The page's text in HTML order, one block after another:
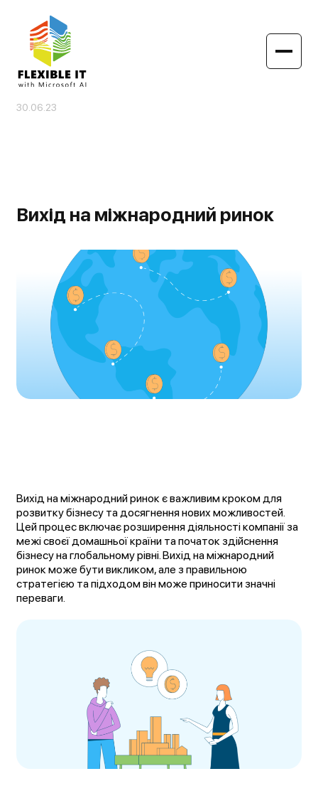
30.06.23
Вихід на міжнародний ринок
Вихід на міжнародний ринок є важливим кроком для
розвитку бізнесу та досягнення нових можливостей.
Цей процес включає розширення діяльності компанії за
межі своєї домашньої країни та початок здійснення
бізнесу на глобальному рівні. Вихід на міжнародний
ринок може бути викликом, але з правильною
стратегією та підходом він може приносити значні
переваги.